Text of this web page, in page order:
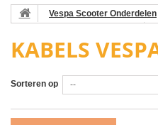
Vespa Scooter Onderdelen
Kabels Vespa GTS
KABELS
Sorteren op --